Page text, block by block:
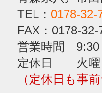
TEL： 0178-32-
FAX：0178-32-
営業時間 9:30
定休日 火曜
（定休日も事